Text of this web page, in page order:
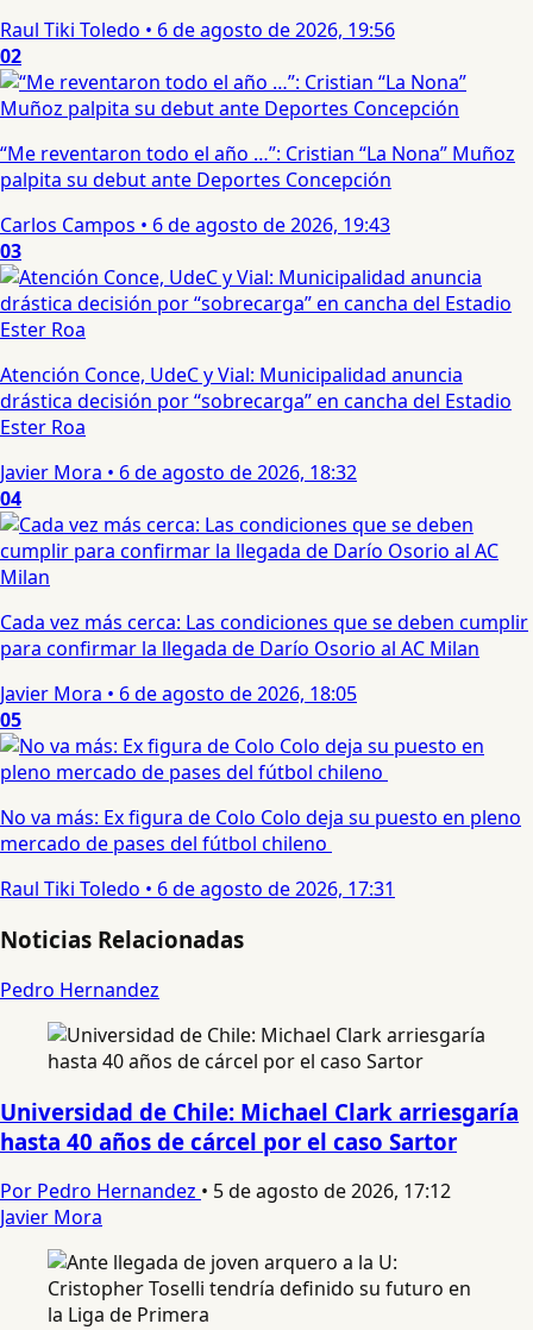
Raul Tiki Toledo • 6 de agosto de 2026, 19:56
02
“Me reventaron todo el año …”: Cristian “La Nona” Muñoz
palpita su debut ante Deportes Concepción
Carlos Campos • 6 de agosto de 2026, 19:43
03
Atención Conce, UdeC y Vial: Municipalidad anuncia
drástica decisión por “sobrecarga” en cancha del Estadio
Ester Roa
Javier Mora • 6 de agosto de 2026, 18:32
04
Cada vez más cerca: Las condiciones que se deben cumplir
para confirmar la llegada de Darío Osorio al AC Milan
Javier Mora • 6 de agosto de 2026, 18:05
05
No va más: Ex figura de Colo Colo deja su puesto en pleno
mercado de pases del fútbol chileno
Raul Tiki Toledo • 6 de agosto de 2026, 17:31
Noticias Relacionadas
Pedro Hernandez
Universidad de Chile: Michael Clark arriesgaría
hasta 40 años de cárcel por el caso Sartor
Por Pedro Hernandez • 5 de agosto de 2026, 17:12
Javier Mora